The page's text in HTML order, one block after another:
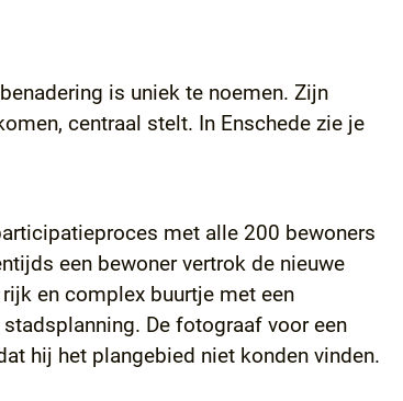
is uniek te noemen. Zijn
centraal stelt. In Enschede zie je
met alle 200 bewoners
een bewoner vertrok de nieuwe
en complex buurtje met een
De fotograaf voor een
hij het plangebied niet konden vinden.